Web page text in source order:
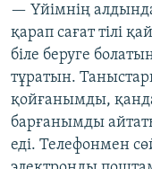
— Үйімнің
қарап сағат тілі
біле беруге
тұратын.
қойғанымды,
барғанымды
еді. Телефонмен